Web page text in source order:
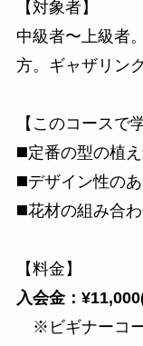
【対象者】
中級者〜上級者
方。ギャザリン
【このコースで
◼️定番の型の植
◼️デザイン性の
◼️花材の組み合
【料金】
入会金：
※ビギナーコー